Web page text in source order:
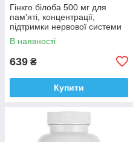
Гінкго білоба 500 мг для
пам'яті, концентрації,
підтримки нервової системи
Medfuture Ginkgo Biloba 500
mg, 60 капсул Доставка з ЄС
В наявності
639 ₴
Купити